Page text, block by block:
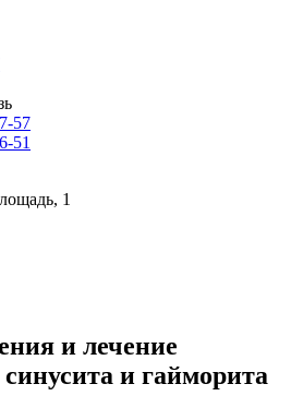
57
51
1
и лечение
и гайморита